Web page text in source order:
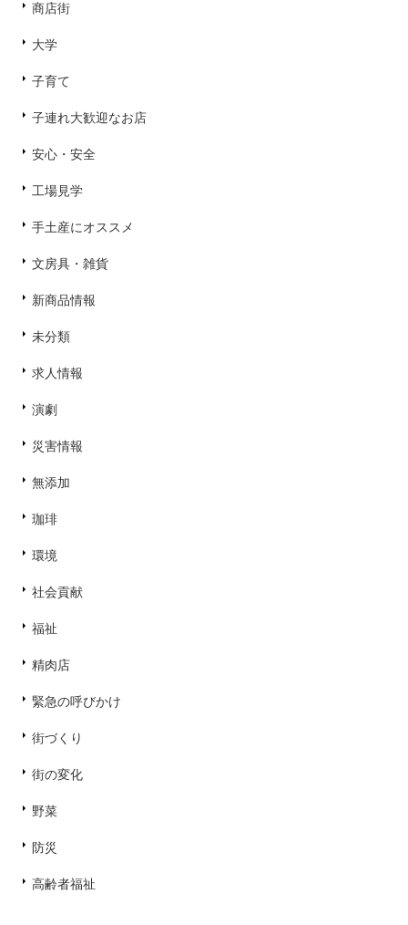
商店街
大学
子育て
子連れ大歓迎なお店
安心・安全
工場見学
手土産にオススメ
文房具・雑貨
新商品情報
未分類
求人情報
演劇
災害情報
無添加
珈琲
環境
社会貢献
福祉
精肉店
緊急の呼びかけ
街づくり
街の変化
野菜
防災
高齢者福祉